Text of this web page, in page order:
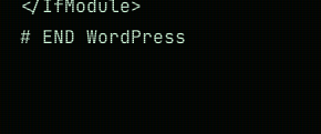
</IfModule>
# END WordPress